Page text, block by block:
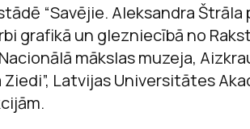
“Savējie. Aleksandra
grafikā un glezniecībā no
mākslas muzeja,
Ziedi”, Latvijas Universitātes